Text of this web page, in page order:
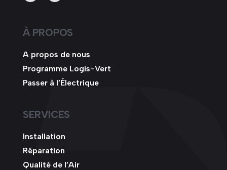
À PROPOS
A propos de nous
Programme Logis-Vert
Passer à l’Électrique
SERVICES
Installation
Réparation
Qualité de l’Air